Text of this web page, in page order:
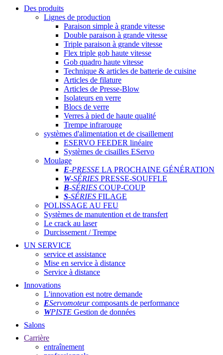
Des produits
Lignes de production
Paraison simple à grande vitesse
Double paraison à grande vitesse
Triple paraison à grande vitesse
Flex triple gob haute vitesse
Gob quadro haute vitesse
Technique & articles de batterie de cuisine
Articles de filature
Articles de Presse-Blow
Isolateurs en verre
Blocs de verre
Verres à pied de haute qualité
Trempe infrarouge
systèmes d'alimentation et de cisaillement
ESERVO FEEDER linéaire
Systèmes de cisailles EServo
Moulage
E-PRESSE LA PROCHAINE GÉNÉRATION
W-SÉRIES PRESSE-SOUFFLE
B-SÉRIES COUP-COUP
S-SÉRIES FILAGE
POLISSAGE AU FEU
Systèmes de manutention et de transfert
Le crack au laser
Durcissement / Trempe
UN SERVICE
service et assistance
Mise en service à distance
Service à distance
Innovations
L'innovation est notre demande
EServomoteurcomposants de performance
WPISTE Gestion de données
Salons
Carrière
entraînement